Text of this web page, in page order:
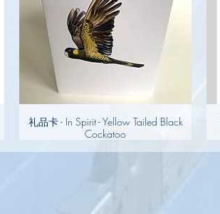
礼品卡 - In Spirit - Yellow Tailed Black
Cockatoo